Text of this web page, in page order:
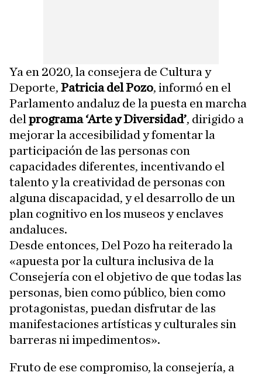
Ya en 2020, la consejera de Cultura y
Deporte, Patricia del Pozo, informó en el
Parlamento andaluz de la puesta en marcha
del programa ‘Arte y Diversidad’, dirigido a
mejorar la accesibilidad y fomentar la
participación de las personas con
capacidades diferentes, incentivando el
talento y la creatividad de personas con
alguna discapacidad, y el desarrollo de un
plan cognitivo en los museos y enclaves
andaluces.
Desde entonces, Del Pozo ha reiterado la
«apuesta por la cultura inclusiva de la
Consejería con el objetivo de que todas las
personas, bien como público, bien como
protagonistas, puedan disfrutar de las
manifestaciones artísticas y culturales sin
barreras ni impedimentos».
Fruto de ese compromiso, la consejería, a